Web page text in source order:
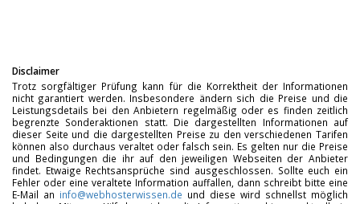
Disclaimer
Trotz sorgfältiger Prüfung kann für die Korrektheit der Informationen
nicht garantiert werden. Insbesondere ändern sich die Preise und die
Leistungsdetails bei den Anbietern regelmäßig oder es finden zeitlich
begrenzte Sonderaktionen statt. Die dargestellten Informationen auf
dieser Seite und die dargestellten Preise zu den verschiedenen Tarifen
können also durchaus veraltet oder falsch sein. Es gelten nur die Preise
und Bedingungen die ihr auf den jeweiligen Webseiten der Anbieter
findet. Etwaige Rechtsansprüche sind ausgeschlossen. Sollte euch ein
Fehler oder eine veraltete Information auffallen, dann schreibt bitte eine
E-Mail an info@webhosterwissen.de und diese wird schnellst möglich